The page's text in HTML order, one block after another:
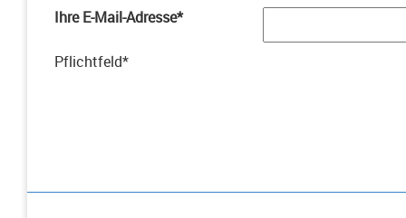
Ihre E-Mail-Adresse*
Pflichtfeld*